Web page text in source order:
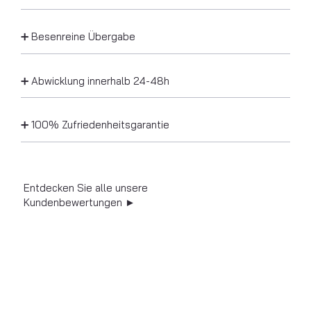
➕ Besenreine Übergabe
➕ Abwicklung innerhalb 24-48h
➕ 100% Zufriedenheitsgarantie
Entdecken Sie alle unsere
Kundenbewertungen ►